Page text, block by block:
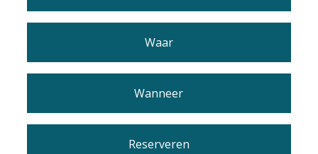
Waar
Wanneer
Reserveren